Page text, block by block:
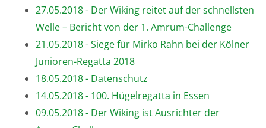
27.05.2018 - Der Wiking reitet auf der schnellsten
Welle – Bericht von der 1. Amrum-Challenge
21.05.2018 - Siege für Mirko Rahn bei der Kölner
Junioren-Regatta 2018
18.05.2018 - Datenschutz
14.05.2018 - 100. Hügelregatta in Essen
09.05.2018 - Der Wiking ist Ausrichter der